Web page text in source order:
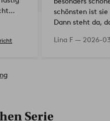
schönsten ist
Dann steht da,
ich auch
Lina F — 2026-
Serie